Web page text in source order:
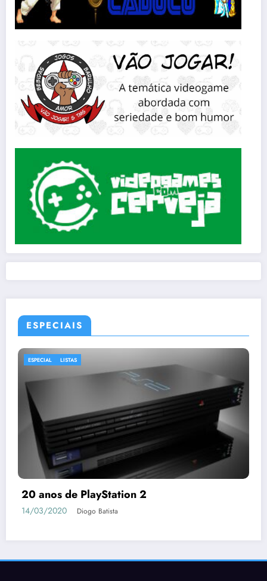
ESPECIAIS
ESPECIAL LISTAS
20 anos de PlayStation 2
14/03/2020 Diogo Batista